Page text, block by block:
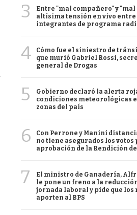
3
Entre "mal compañero" y
altísima tensión en vivo entre
integrantes de programa
4
Cómo fue el siniestro de
que murió Gabriel Rossi,
general de Drogas
5
Gobierno declaró la alerta
condiciones meteorológicas
zonas del país
6
Con Perrone y Manini
no tiene asegurados los votos
aprobación de la Rendición de
7
El ministro de Ganadería,
le pone un freno a la
jornada laboral y pide que los
aporten al BPS